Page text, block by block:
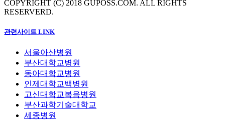
COPYRIGHT (C) 2018 GUPOSS.COM. ALL RIGHTS
RESERVERD.
관련사이트 LINK
서울아산병원
부산대학교병원
동아대학교병원
인제대학교백병원
고신대학교복음병원
부산과학기술대학교
세종병원